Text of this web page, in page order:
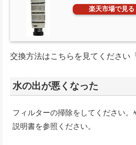
楽天市場で見る
交換方法はこちらを見てください「
水の出が悪くなった
フィルターの掃除をしてください。
説明書を参照ください。